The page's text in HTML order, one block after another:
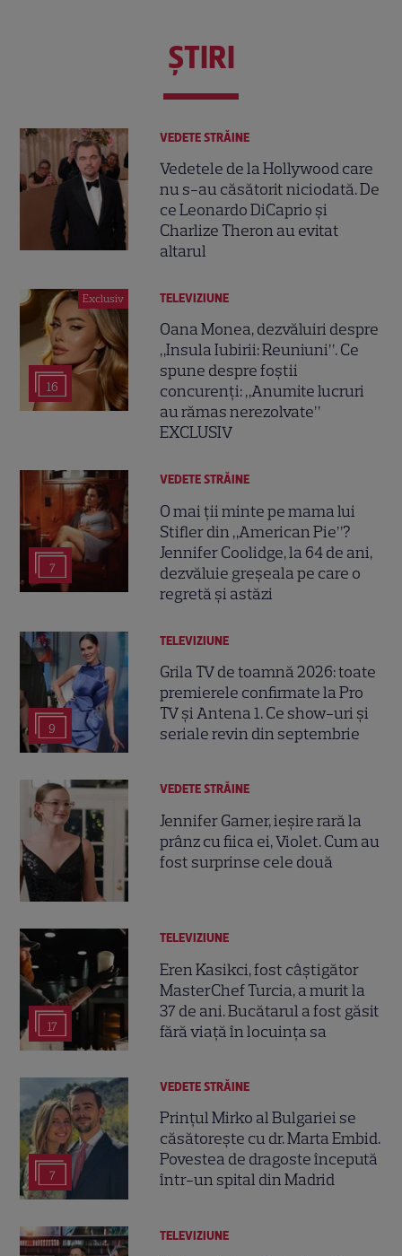
ŞTIRI
VEDETE STRĂINE
Vedetele de la Hollywood care
nu s-au căsătorit niciodată. De
ce Leonardo DiCaprio și
Charlize Theron au evitat
altarul
Exclusiv
16
TELEVIZIUNE
Oana Monea, dezvăluiri despre
„Insula Iubirii: Reuniuni”. Ce
spune despre foștii
concurenți: „Anumite lucruri
au rămas nerezolvate”
EXCLUSIV
7
VEDETE STRĂINE
O mai ții minte pe mama lui
Stifler din „American Pie”?
Jennifer Coolidge, la 64 de ani,
dezvăluie greșeala pe care o
regretă și astăzi
9
TELEVIZIUNE
Grila TV de toamnă 2026: toate
premierele confirmate la Pro
TV și Antena 1. Ce show-uri și
seriale revin din septembrie
VEDETE STRĂINE
Jennifer Garner, ieșire rară la
prânz cu fiica ei, Violet. Cum au
fost surprinse cele două
17
TELEVIZIUNE
Eren Kasikci, fost câștigător
MasterChef Turcia, a murit la
37 de ani. Bucătarul a fost găsit
fără viață în locuința sa
7
VEDETE STRĂINE
Prințul Mirko al Bulgariei se
căsătorește cu dr. Marta Embid.
Povestea de dragoste începută
într-un spital din Madrid
TELEVIZIUNE